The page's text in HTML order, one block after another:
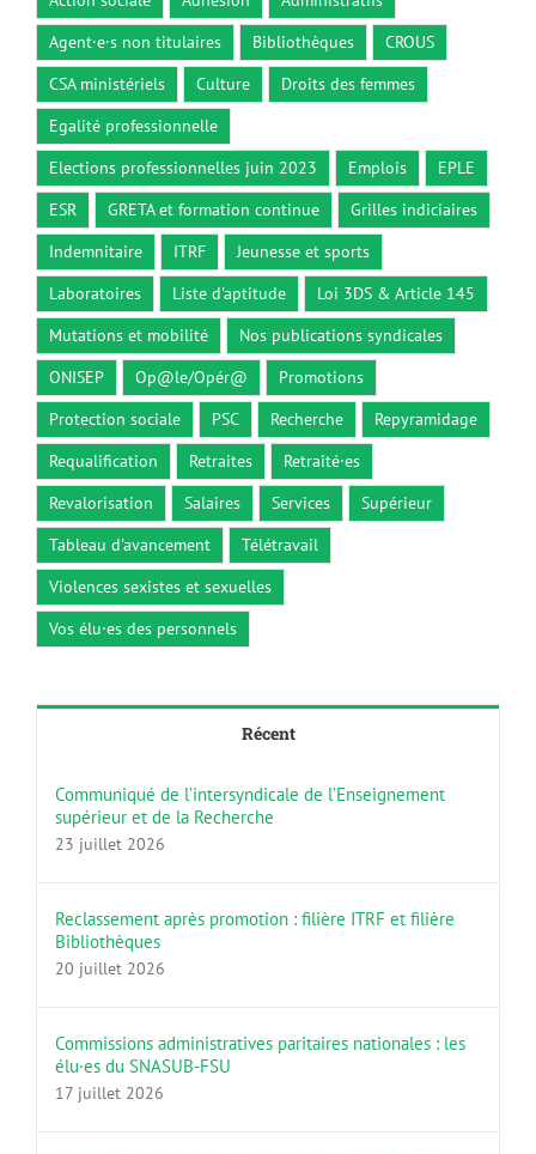
Agent·e·s non titulaires
Bibliothèques
CROUS
CSA ministériels
Culture
Droits des femmes
Egalité professionnelle
Elections professionnelles juin 2023
Emplois
EPLE
ESR
GRETA et formation continue
Grilles indiciaires
Indemnitaire
ITRF
Jeunesse et sports
Laboratoires
Liste d'aptitude
Loi 3DS & Article 145
Mutations et mobilité
Nos publications syndicales
ONISEP
Op@le/Opér@
Promotions
Protection sociale
PSC Recherche
Repyramidage
Requalification
Retraites
Retraité·es
Revalorisation
Salaires Services
Supérieur
Tableau d'avancement
Télétravail
Violences sexistes et sexuelles
Vos élu·es des personnels
Récent
Communiqué de l’intersyndicale de l’Enseignement
supérieur et de la Recherche
23 juillet 2026
Reclassement après promotion : filière ITRF et filière
Bibliothèques
20 juillet 2026
Commissions administratives paritaires nationales : les
élu·es du SNASUB-FSU
17 juillet 2026